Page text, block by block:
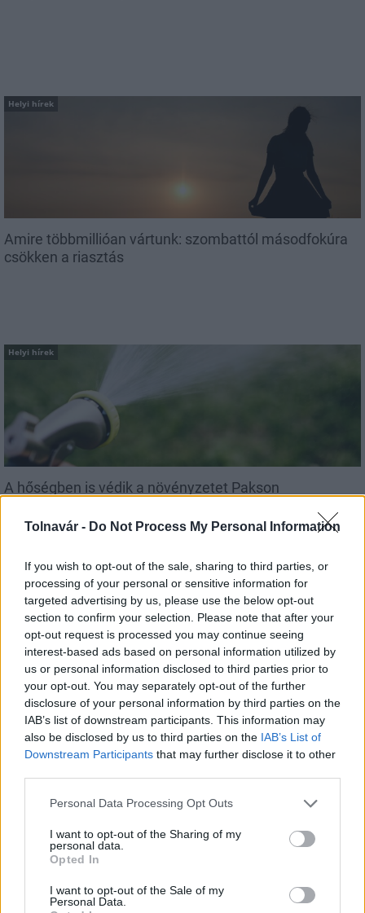
Tolnavár - Do Not Process My Personal Information
If you wish to opt-out of the sale, sharing to third parties, or
processing of your personal or sensitive information for
targeted advertising by us, please use the below opt-out
section to confirm your selection. Please note that after your
opt-out request is processed you may continue seeing
interest-based ads based on personal information utilized by
us or personal information disclosed to third parties prior to
your opt-out. You may separately opt-out of the further
disclosure of your personal information by third parties on the
IAB’s list of downstream participants. This information may
also be disclosed by us to third parties on the IAB’s List of
Downstream Participants that may further disclose it to other
Please note that this website/app uses one or more Google
not limited to your visit or usage behaviour. You may click to
grant or deny consent to Google and its third-party tags to
use your data for below specified purposes in below Google
consent section.
Personal Data Processing Opt Outs
I want to opt-out of the Sharing of my
personal data.
Opted In
I want to opt-out of the Sale of my
Personal Data.
Helyi hírek
Amire többmillióan vártunk: szombattól másodfokúra
csökken a riasztás
Helyi hírek
A hőségben is védik a növényzetet Pakson
MAGYAR ÉPÍTŐK
Aktuális
műemlékfelújítás műemlék restaurálás